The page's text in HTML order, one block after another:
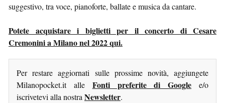
suggestivo, tra voce, pianoforte, ballate e musica da cantare.
Potete acquistare i biglietti per il concerto di Cesare
Cremonini a Milano nel 2022 qui.
Per restare aggiornati sulle prossime novità, aggiungete
Milanopocket.it alle Fonti preferite di Google e/o
iscrivetevi alla nostra Newsletter.